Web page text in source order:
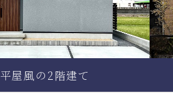
平屋風の2階建て